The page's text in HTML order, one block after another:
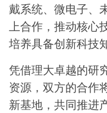
戴系统、微电子、
上合作，推动核心
培养具备创新科技
凭借理大卓越的研
资源，双方的合作
新基地，共同推进